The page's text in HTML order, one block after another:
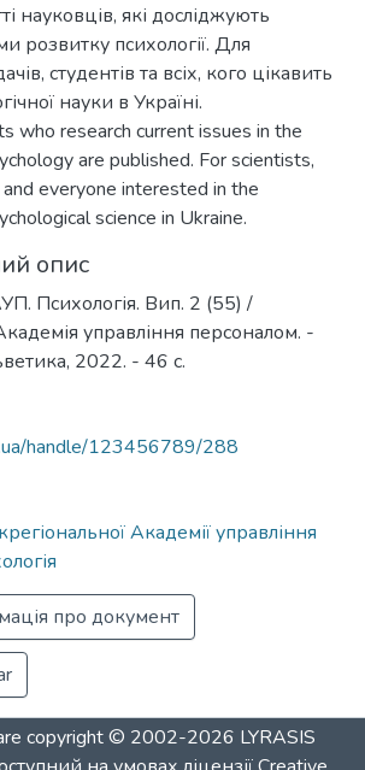
науковців, які досліджують
розвитку психології. Для
студентів та всіх, кого цікавить
науки в Україні.
who research current issues in the
are published. For scientists,
everyone interested in the
science in Ukraine.
опис
Психологія. Вип. 2 (55) /
управління персоналом. -
2022. - 46 с.
handle/123456789/288
Академії управління
про документ
copyright © 2002-2026 LYRASIS